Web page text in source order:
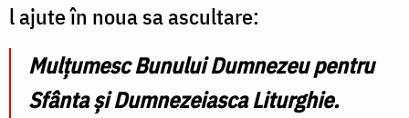
l ajute în noua sa ascultare:
Mulțumesc Bunului Dumnezeu pentru
Sfânta și Dumnezeiasca Liturghie.